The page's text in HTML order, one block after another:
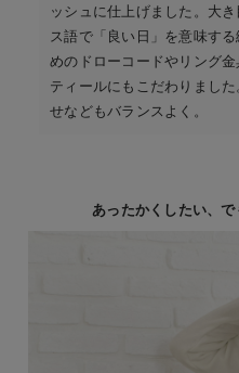
ッシュに仕上げました。大
ス語で「良い日」を意味す
めのドローコードやリング
ティールにもこだわりまし
せなどもバランスよく。
あったかくしたい、